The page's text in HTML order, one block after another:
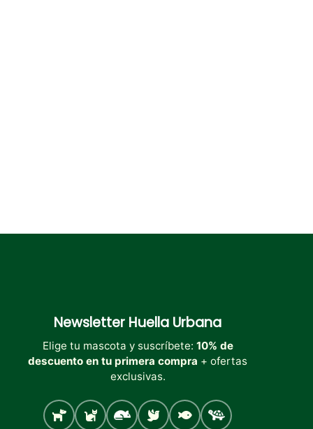
Newsletter Huella Urbana
Elige tu mascota y suscríbete: 10% de
descuento en tu primera compra + ofertas
exclusivas.
Perro Gato Roedores
Aves PecesTortugas